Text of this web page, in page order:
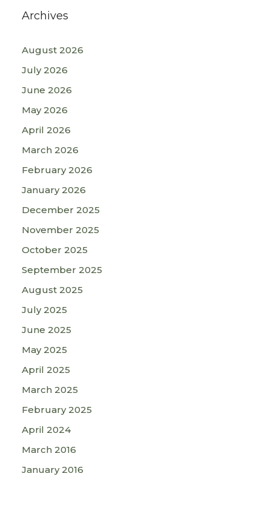
Archives
August 2026
July 2026
June 2026
May 2026
April 2026
March 2026
February 2026
January 2026
December 2025
November 2025
October 2025
September 2025
August 2025
July 2025
June 2025
May 2025
April 2025
March 2025
February 2025
April 2024
March 2016
January 2016